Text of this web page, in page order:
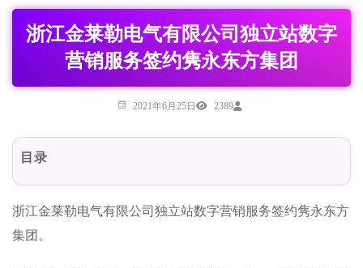
浙江金莱勒电气有限公司独立站数字
营销服务签约隽永东方集团
2021年6月25日 2389
目录
浙江金莱勒电气有限公司独立站数字营销服务签约隽永东方
集团。